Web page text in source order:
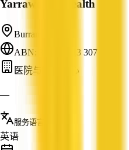
Yarrawonga Health
Burramine, VIC
ABN: 32 983 213 307
医院与医疗中心
—
服务语言
英语